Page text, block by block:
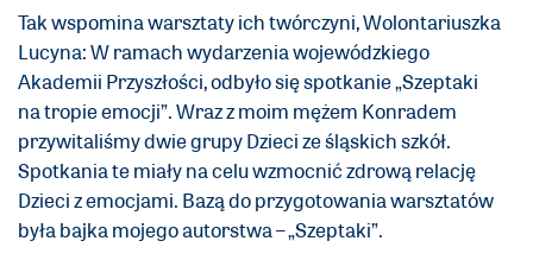
Tak wspomina warsztaty ich twórczyni, Wolontariuszka
Lucyna: W ramach wydarzenia wojewódzkiego
Akademii Przyszłości, odbyło się spotkanie „Szeptaki
na tropie emocji”. Wraz z moim mężem Konradem
przywitaliśmy dwie grupy Dzieci ze śląskich szkół.
Spotkania te miały na celu wzmocnić zdrową relację
Dzieci z emocjami. Bazą do przygotowania warsztatów
była bajka mojego autorstwa – „Szeptaki”.